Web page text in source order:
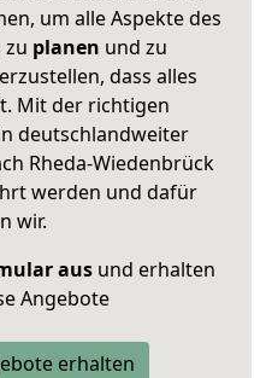
um alle Aspekte des
zu planen und zu
dass alles
Mit der richtigen
deutschlandweiter
Rheda-Wiedenbrück
werden und dafür
wir.
ausund erhalten
Angebote
erhalten